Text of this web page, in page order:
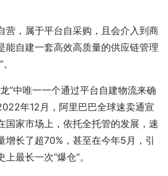
营，属于平台自采购，且会介入到商
能自建一套高效高质量的供应链管理
”中唯一一个通过平台自建物流来确
年12月，阿里巴巴全球速卖通宣
国家市场上，依托全托管的发展，速
增长了超70%，甚至在今年5月，引
最长一次“爆仓”。